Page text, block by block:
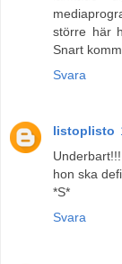
större här
Snart
Svara
listoplisto
hon ska
*S*
Svara